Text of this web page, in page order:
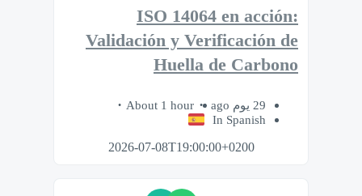
ISO 14064 en acción:
Validación y Verificación de
Huella de Carbono
29 يوم ago
About 1 hour
In Spanish
2026-07-08T19:00:00+0200